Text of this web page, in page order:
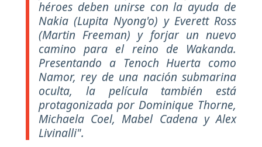
héroes deben unirse con la ayuda de
Nakia (Lupita Nyong'o) y Everett Ross
(Martin Freeman) y forjar un nuevo
camino para el reino de Wakanda.
Presentando a Tenoch Huerta como
Namor, rey de una nación submarina
oculta, la película también está
protagonizada por Dominique Thorne,
Michaela Coel, Mabel Cadena y Alex
Livinalli".